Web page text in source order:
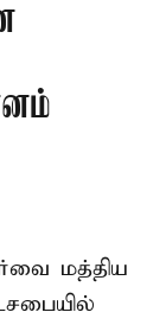
மத்திய